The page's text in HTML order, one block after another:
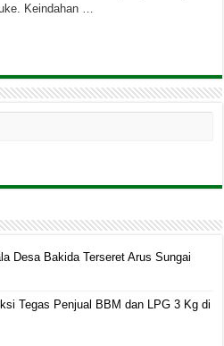
Keindahan …
Desa Bakida Terseret Arus Sungai
Tegas Penjual BBM dan LPG 3 Kg di